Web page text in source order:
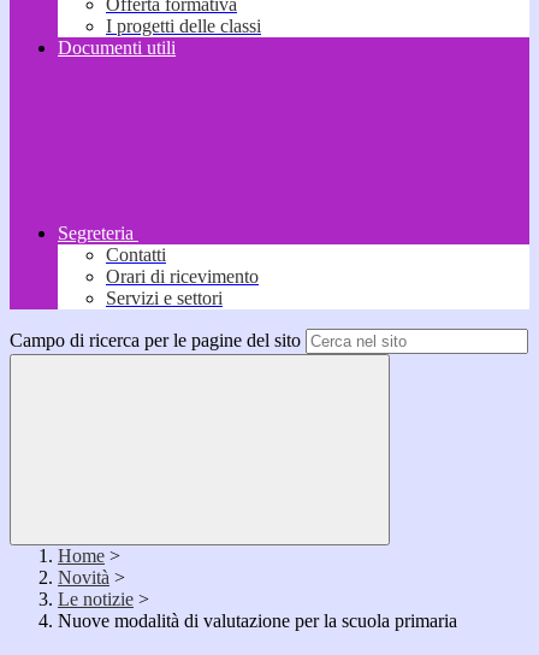
Offerta formativa
I progetti delle classi
Documenti utili
Segreteria
Contatti
Orari di ricevimento
Servizi e settori
Campo di ricerca per le pagine del sito
Home >
Novità >
Le notizie >
Nuove modalità di valutazione per la scuola primaria